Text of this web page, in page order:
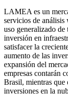
LAMEA es un
servicios de análisis
uso generalizado
inversión en
satisfacer la
aumento de las
expansión del
empresas contarán
Brasil, mientras que
inversiones en la